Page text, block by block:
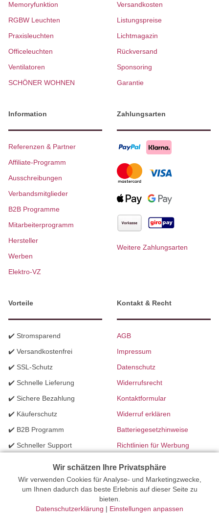
Memoryfunktion
RGBW Leuchten
Praxisleuchten
Officeleuchten
Ventilatoren
SCHÖNER WOHNEN
Versandkosten
Listungspreise
Lichtmagazin
Rückversand
Sponsoring
Garantie
Information
Referenzen & Partner
Affiliate-Programm
Ausschreibungen
Verbandsmitglieder
B2B Programme
Mitarbeiterprogramm
Hersteller
Werben
Elektro-VZ
Zahlungsarten
Weitere Zahlungsarten
Vorteile
✔️ Stromsparend
✔️ Versandkostenfrei
✔️ SSL-Schutz
✔️ Schnelle Lieferung
✔️ Sichere Bezahlung
✔️ Käuferschutz
✔️ B2B Programm
✔️ Schneller Support
Kontakt & Recht
AGB
Impressum
Datenschutz
Widerrufsrecht
Kontaktformular
Widerruf erklären
Batteriegesetzhinweise
Richtlinien für Werbung
Ihr Onlinefachhandel für Beleuchtung seit 2012 | Erstellt mit
peleides.io
Wir schätzen Ihre Privatsphäre
Wir verwenden Cookies für Analyse- und Marketingzwecke,
um Ihnen dadurch das beste Erlebnis auf dieser Seite zu
bieten.
Datenschutzerklärung | Einstellungen anpassen